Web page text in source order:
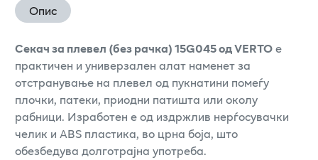
Опис
Секач за плевел (без рачка) 15G045 од VERTOе
практичен и универзален алат наменет за
отстранување на плевел од пукнатини помеѓу
плочки, патеки, приодни патишта или околу
рабници. Изработен е од издржлив нерѓосувачки
челик и ABS пластика, во црна боја, што
обезбедува долготрајна употреба.